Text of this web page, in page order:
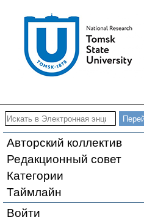
Авторский коллектив
Редакционный совет
Категории
Таймлайн
Войти